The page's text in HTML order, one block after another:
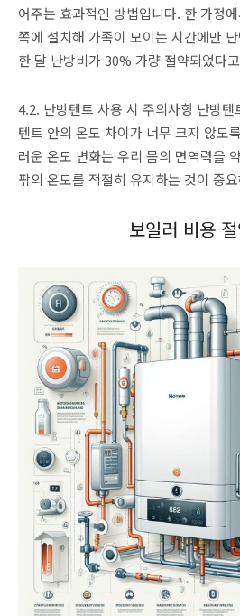
어주는 효과적인 방법입니다. 한 가정
쪽에 설치해 가족이 모이는 시간에만
한 달 난방비가 30% 가량 절약되었다
4.2. 난방텐트 사용 시 주의사항 난방
텐트 안의 온도 차이가 너무 크지 않도
러운 온도 변화는 우리 몸의 면역력을
팎의 온도를 적절히 유지하는 것이 중
보일러 비용